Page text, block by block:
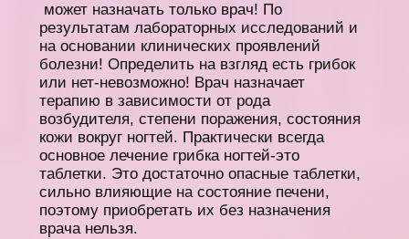
может назначать только врач! По
результатам лабораторных исследований и
на основании клинических проявлений
болезни!Определить на взгляд есть грибок
или нет-невозможно! Врач назначает
терапию в зависимостиот рода
возбудителя, степени поражения, состояния
кожи вокруг ногтей. Практически всегда
основное лечение грибка ногтей-это
таблетки. Это достаточно опасные таблетки,
сильно влияющие на состояние печени,
поэтому приобретать их без назначения
врача нельзя.